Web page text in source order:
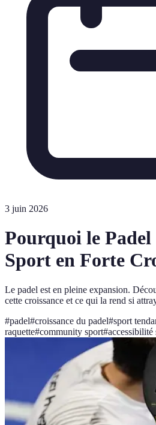
3 juin 2026
Pourquoi le Padel
Sport en Forte
Le padel est en pleine expansion.
cette croissance et ce qui la rend si
#padel#croissance du padel#sport
raquette#community sport#accessibilité